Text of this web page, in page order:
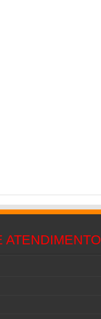
ATENDIMENTO